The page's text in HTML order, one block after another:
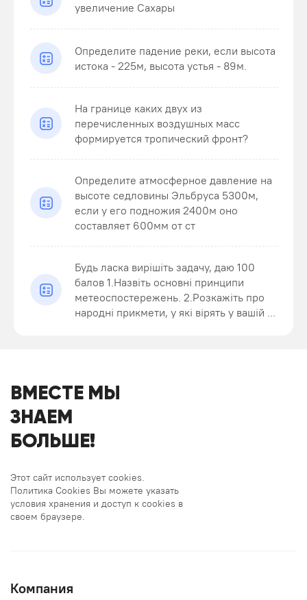
увеличение Сахары
Определите падение реки, если высота
истока - 225м, высота устья - 89м.
На границе каких двух из
перечисленных воздушных масс
формируется тропический фронт?
Определите атмосферное давление на
высоте седловины Эльбруса 5300м,
если у его подножия 2400м оно
составляет 600мм от ст
Будь ласка вирішіть задачу, даю 100
балов 1.Назвіть основні принципи
метеоспостережень. 2.Розкажіть про
народні прикмети, у які вірять у вашій ...
ВМЕСТЕ МЫ
ЗНАЕМ
БОЛЬШЕ!
Этот сайт использует cookies.
Политика Cookies Вы можете указать
условия хранения и доступ к cookies в
своем браузере.
Компания